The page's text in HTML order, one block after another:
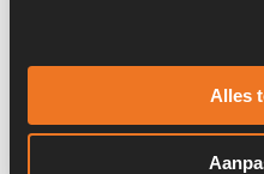
Alles
Brand: Wirtgen
S/N: 10/133100203<